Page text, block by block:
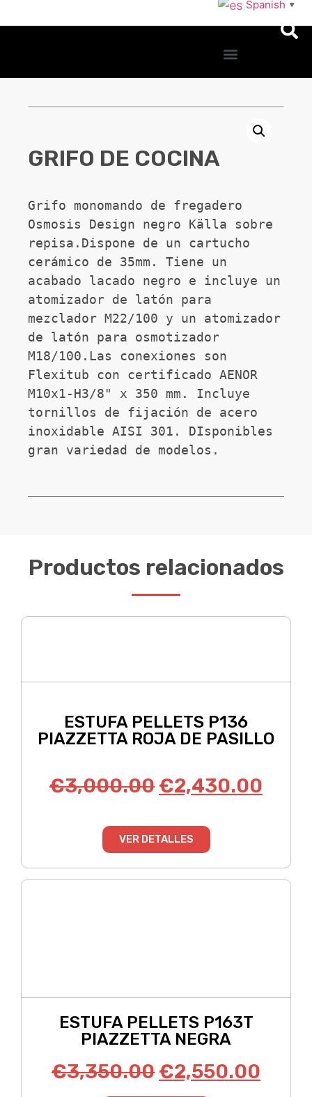
Spanish ▼
GRIFO DE COCINA
Grifo monomando de fregadero
Osmosis Design negro Källa sobre
repisa.Dispone de un cartucho
cerámico de 35mm. Tiene un
acabado lacado negro e incluye un
atomizador de latón para
mezclador M22/100 y un atomizador
de latón para osmotizador
M18/100.Las conexiones son
Flexitub con certificado AENOR
M10x1-H3/8" x 350 mm. Incluye
tornillos de fijación de acero
inoxidable AISI 301. DIsponibles
gran variedad de modelos.
Productos relacionados
ESTUFA PELLETS P136
PIAZZETTA ROJA DE PASILLO
€3,000.00 €2,430.00
VER DETALLES
PIAZZETTA NEGRA
3,350.00 € 2,550.00